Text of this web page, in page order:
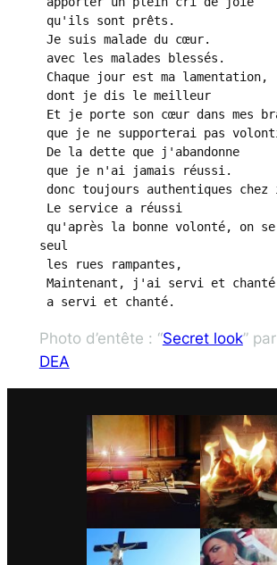
seul
a servi et chanté.
Photo d’entête : “Secret look” par
DEA